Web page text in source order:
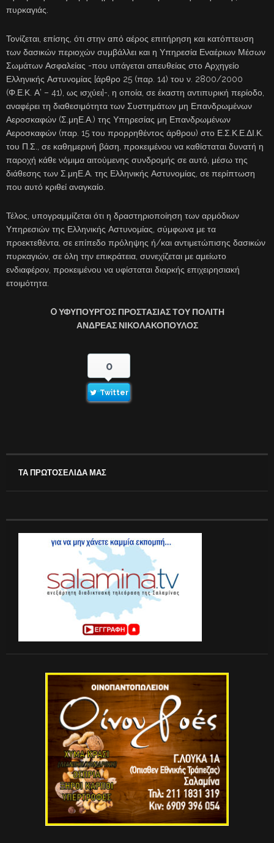
πυρκαγιάς.
Τονίζεται, επίσης, ότι στην από αέρος επιτήρηση και κατόπτευση
των δασικών περιοχών συμβάλλει και η Υπηρεσία Εναέριων Μέσων
Σωμάτων Ασφαλείας -που υπάγεται απευθείας στο Αρχηγείο
Ελληνικής Αστυνομίας [άρθρο 25 (παρ. 14) του ν. 2800/2000
(Φ.Ε.Κ. Α’ – 41), ως ισχύει]-, η οποία, σε έκαστη αντιπυρική περίοδο,
αναφέρει τη διαθεσιμότητα των Συστημάτων μη Επανδρωμένων
Αεροσκαφών (Σ.μηΕ.Α.) της Υπηρεσίας μη Επανδρωμένων
Αεροσκαφών (παρ. 15 του προρρηθέντος άρθρου) στο Ε.Σ.Κ.Ε.ΔΙ.Κ.
του Π.Σ., σε καθημερινή βάση, προκειμένου να καθίσταται δυνατή η
παροχή κάθε νόμιμα αιτούμενης συνδρομής σε αυτό, μέσω της
διάθεσης των Σ.μηΕ.Α. της Ελληνικής Αστυνομίας, σε περίπτωση
που αυτό κριθεί αναγκαίο.
Τέλος, υπογραμμίζεται ότι η δραστηριοποίηση των αρμόδιων
Υπηρεσιών της Ελληνικής Αστυνομίας, σύμφωνα με τα
προεκτεθέντα, σε επίπεδο πρόληψης ή/και αντιμετώπισης δασικών
πυρκαγιών, σε όλη την επικράτεια, συνεχίζεται με αμείωτο
ενδιαφέρον, προκειμένου να υφίσταται διαρκής επιχειρησιακή
ετοιμότητα.
O ΥΦΥΠΟΥΡΓΟΣ ΠΡΟΣΤΑΣΙΑΣ ΤΟΥ ΠΟΛΙΤΗ
ΑΝΔΡΕΑΣ ΝΙΚΟΛΑΚΟΠΟΥΛΟΣ
0
Twitter
ΤΑ ΠΡΩΤΟΣΕΛΙΔΑ ΜΑΣ